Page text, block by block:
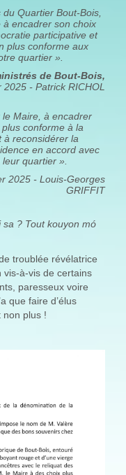
Quartier Bout-Bois,
encadrer son choix
participative et
plus conforme aux
quartier ».
de Bout-Bois,
- Patrick RICHOL
Maire, à encadrer
conforme à la
à reconsidérer la
en accord avec
quartier ».
2025 - Louis-Georges
GRIFFIT
? Tout kouyon mó
troublée révélatrice
vis-à-vis de certains
paresseux voire
que faire d’élus
non plus !